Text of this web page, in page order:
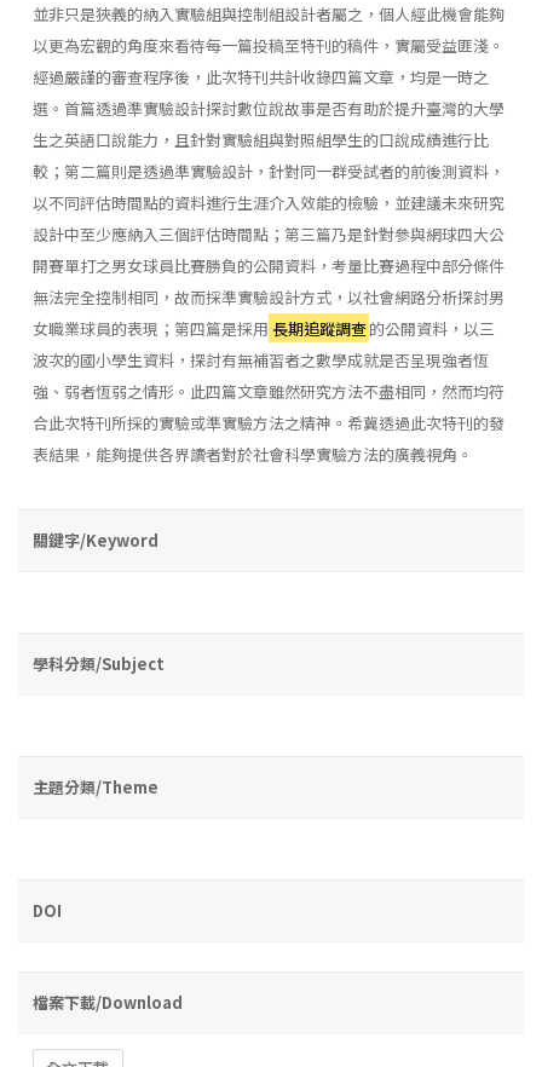
並非只是狹義的納入實驗組與控制組設計者屬之，個人經此機會能夠
以更為宏觀的角度來看待每一篇投稿至特刊的稿件，實屬受益匪淺。
經過嚴謹的審查程序後，此次特刊共計收錄四篇文章，均是一時之
選。首篇透過準實驗設計探討數位說故事是否有助於提升臺灣的大學
生之英語口說能力，且針對實驗組與對照組學生的口說成績進行比
較；第二篇則是透過準實驗設計，針對同一群受試者的前後測資料，
以不同評估時間點的資料進行生涯介入效能的檢驗，並建議未來研究
設計中至少應納入三個評估時間點；第三篇乃是針對參與網球四大公
開賽單打之男女球員比賽勝負的公開資料，考量比賽過程中部分條件
無法完全控制相同，故而採準實驗設計方式，以社會網路分析探討男
女職業球員的表現；第四篇是採用 長期追蹤調查的公開資料，以三
波次的國小學生資料，探討有無補習者之數學成就是否呈現強者恆
強、弱者恆弱之情形。此四篇文章雖然研究方法不盡相同，然而均符
合此次特刊所採的實驗或準實驗方法之精神。希冀透過此次特刊的發
表結果，能夠提供各界讀者對於社會科學實驗方法的廣義視角。
關鍵字/Keyword
學科分類/Subject
主題分類/Theme
DOI
檔案下載/Download